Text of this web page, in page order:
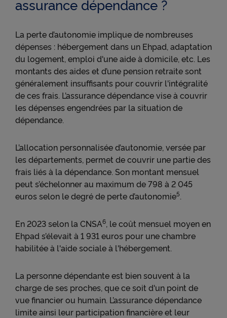
assurance dépendance ?
La perte d’autonomie implique de nombreuses
dépenses : hébergement dans un Ehpad, adaptation
du logement, emploi d'une aide à domicile, etc. Les
montants des aides et d’une pension retraite sont
généralement insuffisants pour couvrir l'intégralité
de ces frais. L’assurance dépendance vise à couvrir
les dépenses engendrées par la situation de
dépendance.
L’allocation personnalisée d’autonomie, versée par
les départements, permet de couvrir une partie des
frais liés à la dépendance. Son montant mensuel
peut s’échelonner au maximum de 798 à 2 045
euros selon le degré de perte d’autonomie5.
En 2023 selon la CNSA6, le coût mensuel moyen en
Ehpad s’élevait à 1 931 euros pour une chambre
habilitée à l'aide sociale à l'hébergement.
La personne dépendante est bien souvent à la
charge de ses proches, que ce soit d'un point de
vue financier ou humain. L’assurance dépendance
limite ainsi leur participation financière et leur